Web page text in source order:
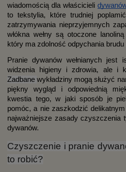
wiadomością dla właścicieli
to tekstylia, które trudniej
zatrzymywania nieprzyjemnych
włókna wełny są otoczone
który ma zdolność odpychania brudu
Pranie dywanów wełnianych jest
Zadbane wykładziny mogą służyć
piękny wygląd i odpowiednią
kwestia tego, w jaki sposób je
pomóc, a nie zaszkodzić
najważniejsze zasady czyszczenia
dywanów.
Czyszczenie i pranie
to robić?